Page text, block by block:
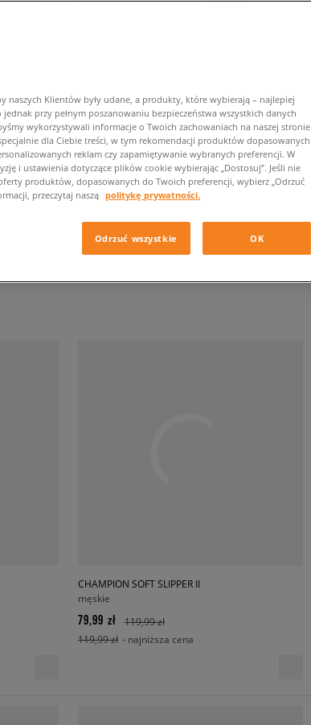
MĘSKIE ODZIEŻ I AKCESORIA
Kolor
CHAMPION SOFT SLIPPER II
męskie
79,99 zł
119,99 zł
119,99 zł - najniższa cena
naszych Klientów były udane, a produkty, które wybierają – najlepiej
przy pełnym poszanowaniu bezpieczeństwa wszystkich danych
wykorzystywali informacje o Twoich zachowaniach na naszej stronie
dla Ciebie treści, w tym rekomendacji produktów dopasowanych
reklam czy zapamiętywanie wybranych preferencji. W
i ustawienia dotyczące plików cookie wybierając „Dostosuj”. Jeśli nie
produktów, dopasowanych do Twoich preferencji, wybierz „Odrzuć
przeczytaj naszą politykę prywatności.
Odrzuć wszystkie OK